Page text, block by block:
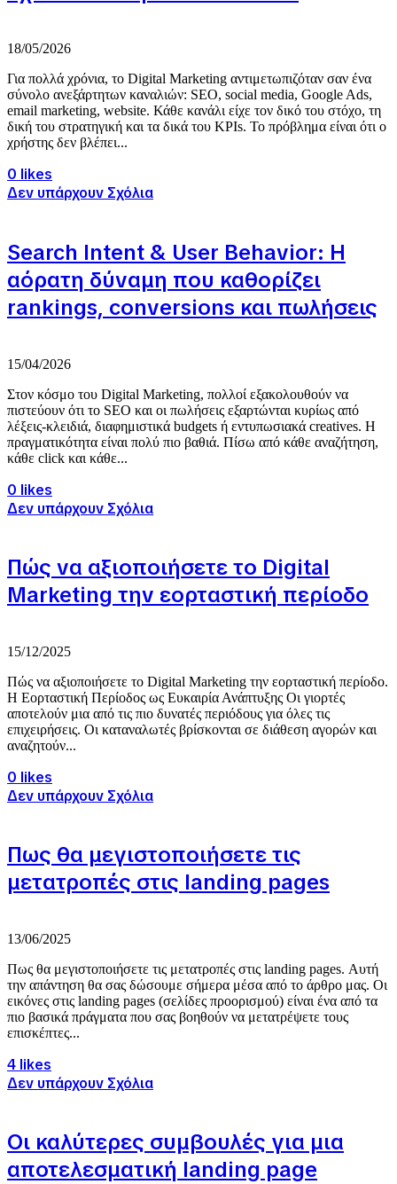
18/05/2026
Για πολλά χρόνια, το Digital Marketing αντιμετωπιζόταν σαν ένα
σύνολο ανεξάρτητων καναλιών: SEO, social media, Google Ads,
email marketing, website. Κάθε κανάλι είχε τον δικό του στόχο, τη
δική του στρατηγική και τα δικά του KPIs. Το πρόβλημα είναι ότι ο
χρήστης δεν βλέπει...
0 likes
Δεν υπάρχουν Σχόλια
Search Intent & User Behavior: Η
αόρατη δύναμη που καθορίζει
rankings, conversions και πωλήσεις
15/04/2026
Στον κόσμο του Digital Marketing, πολλοί εξακολουθούν να
πιστεύουν ότι το SEO και οι πωλήσεις εξαρτώνται κυρίως από
λέξεις-κλειδιά, διαφημιστικά budgets ή εντυπωσιακά creatives. Η
πραγματικότητα είναι πολύ πιο βαθιά. Πίσω από κάθε αναζήτηση,
κάθε click και κάθε...
0 likes
Δεν υπάρχουν Σχόλια
Πώς να αξιοποιήσετε το Digital
Marketing την εορταστική περίοδο
15/12/2025
Πώς να αξιοποιήσετε το Digital Marketing την εορταστική περίοδο.
Η Εορταστική Περίοδος ως Ευκαιρία Ανάπτυξης Οι γιορτές
αποτελούν μια από τις πιο δυνατές περιόδους για όλες τις
επιχειρήσεις. Οι καταναλωτές βρίσκονται σε διάθεση αγορών και
αναζητούν...
0 likes
Δεν υπάρχουν Σχόλια
Πως θα μεγιστοποιήσετε τις
μετατροπές στις landing pages
13/06/2025
Πως θα μεγιστοποιήσετε τις μετατροπές στις landing pages. Αυτή
την απάντηση θα σας δώσουμε σήμερα μέσα από το άρθρο μας. Οι
εικόνες στις landing pages (σελίδες προορισμού) είναι ένα από τα
πιο βασικά πράγματα που σας βοηθούν να μετατρέψετε τους
επισκέπτες...
4 likes
Δεν υπάρχουν Σχόλια
Οι καλύτερες συμβουλές για μια
αποτελεσματική landing page